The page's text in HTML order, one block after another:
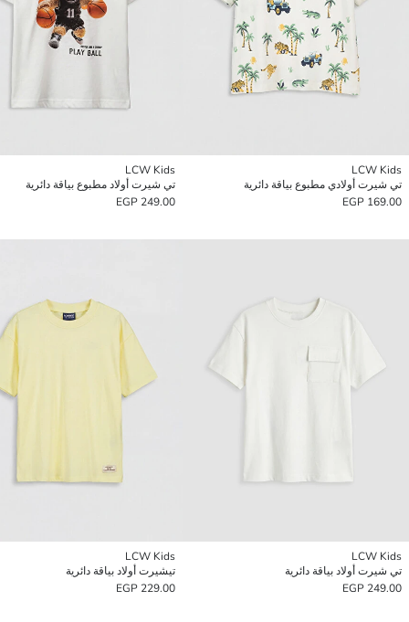
LCW Kids
تي شيرت أولادي مطبوع بياقة دائرية
169.00 EGP
LCW Kids
تي شيرت أولاد مطبوع بياقة دائرية
249.00 EGP
LCW Kids
تي شيرت أولاد بياقة دائرية
249.00 EGP
LCW Kids
تيشيرت أولاد بياقة دائرية
229.00 EGP